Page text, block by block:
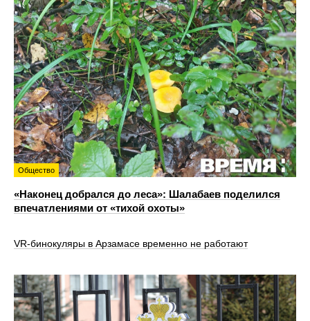
Общество
«Наконец добрался до леса»: Шалабаев поделился
впечатлениями от «тихой охоты»
VR‑бинокуляры в Арзамасе временно не работают